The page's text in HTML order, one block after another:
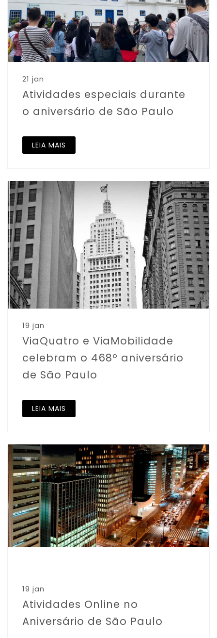
21 jan
Atividades especiais durante
o aniversário de São Paulo
LEIA MAIS
19 jan
ViaQuatro e ViaMobilidade
celebram o 468º aniversário
de São Paulo
LEIA MAIS
19 jan
Atividades Online no
Aniversário de São Paulo